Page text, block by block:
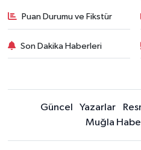
Puan Durumu ve Fikstür
Son Dakika Haberleri
Güncel Yazarlar
Muğla